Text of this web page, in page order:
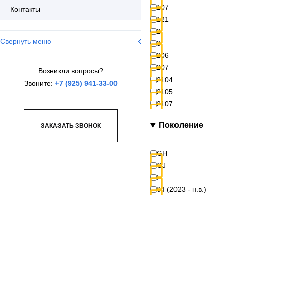
Контакты
Свернуть меню
Возникли вопросы?
Звоните: +7 (925) 941-33-00
ЗАКАЗАТЬ ЗВОНОК
107
121
2
3
206
207
2104
2105
2107
2109
2113
2114
2115
2121 (4x4)
Поколение
GH
GJ
I
6 I (2023 - н.в.)